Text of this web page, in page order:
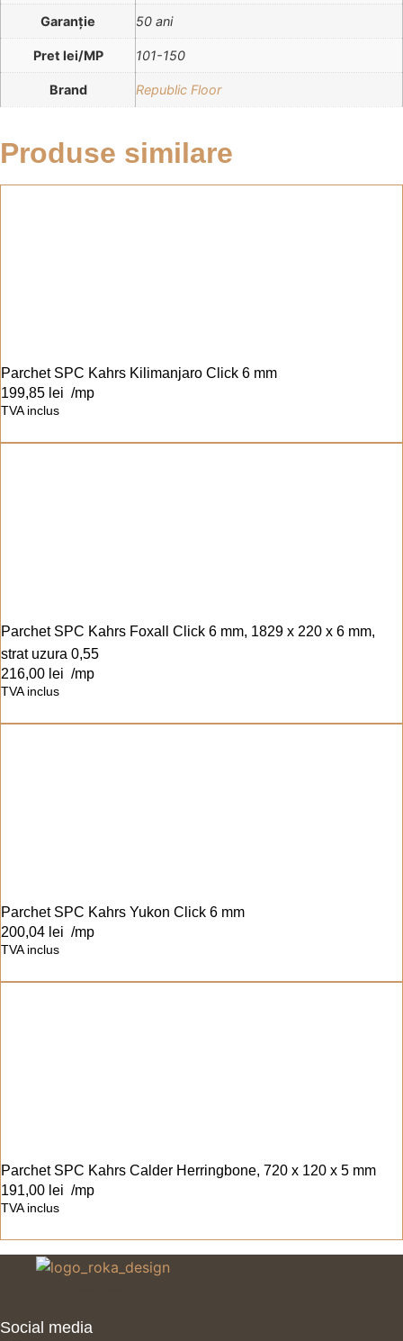
Garanție 50 ani
Pret lei/MP 101-150
Brand Republic Floor
Produse similare
Parchet SPC Kahrs Kilimanjaro Click 6 mm
199,85 lei /mp
TVA inclus
Parchet SPC Kahrs Foxall Click 6 mm, 1829 x 220 x 6 mm,
strat uzura 0,55
216,00 lei /mp
TVA inclus
Parchet SPC Kahrs Yukon Click 6 mm
200,04 lei /mp
TVA inclus
Parchet SPC Kahrs Calder Herringbone, 720 x 120 x 5 mm
191,00 lei /mp
TVA inclus
Social media